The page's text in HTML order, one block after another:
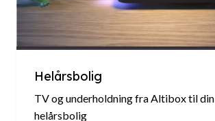
Helårsbolig
TV og underholdning fra Altibox til din
helårsbolig